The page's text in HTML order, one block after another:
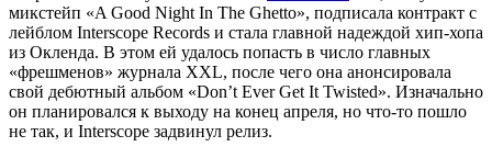
микстейп «A Good Night In The Ghetto», подписала контракт с
лейблом Interscope Records и стала главной надеждой хип-хопа
из Окленда. В этом ей удалось попасть в число главных
«фрешменов» журнала XXL, после чего она анонсировала
свой дебютный альбом «Don’t Ever Get It Twisted». Изначально
он планировался к выходу на конец апреля, но что-то пошло
не так, и Interscope задвинул релиз.